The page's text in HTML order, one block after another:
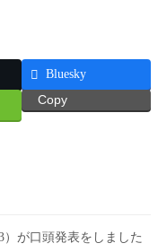
Bluesky
Copy
が口頭発表をしました